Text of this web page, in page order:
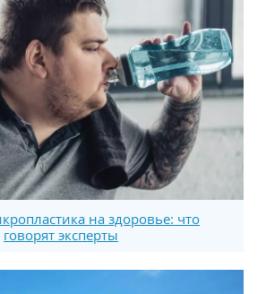
на здоровье: что
говорят эксперты